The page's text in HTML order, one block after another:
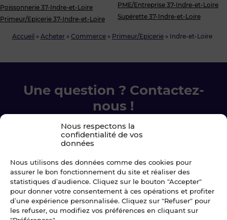
Nous respectons la
confidentialité de vos
données
Nous utilisons des données comme des cookies pour
assurer le bon fonctionnement du site et réaliser des
statistiques d’audience. Cliquez sur le bouton "Accepter"
pour donner votre consentement à ces opérations et profiter
d’une expérience personnalisée. Cliquez sur "Refuser" pour
les refuser, ou modifiez vos préférences en cliquant sur
Accueil » Acheter » Commerce » Primeur/Epicerie » Indre-et-Loire
Poissonnerie 37-Indre-et-Loire
Primeur/Epicerie 37-Indre-et-Loire
PME/Entreprise 37-Indre-et-Loire
Supérette 37-Indre-et-Loire
Une question ? Contactez-
nous !
Chez Blot nous sommes là pour vous
accompagner à chaque étape.
Ecrivez-nous
02 99 79 33 34